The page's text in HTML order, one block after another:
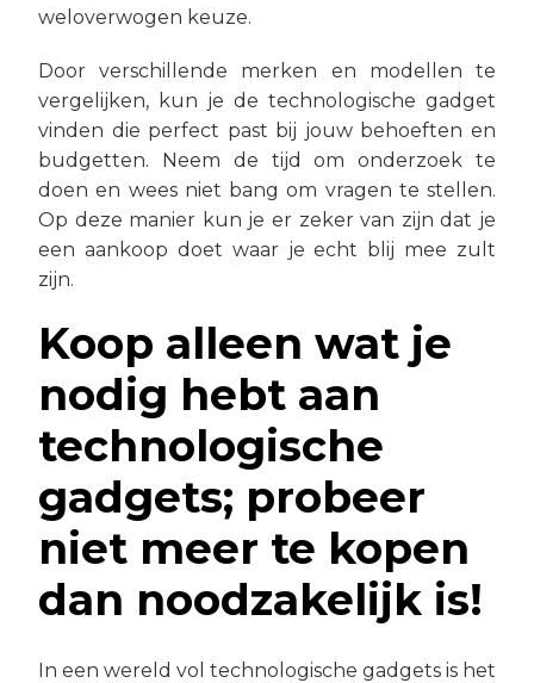
weloverwogen keuze.
Door verschillende merken en modellen te
vergelijken, kun je de technologische gadget
vinden die perfect past bij jouw behoeften en
budgetten. Neem de tijd om onderzoek te
doen en wees niet bang om vragen te stellen.
Op deze manier kun je er zeker van zijn dat je
een aankoop doet waar je echt blij mee zult
zijn.
Koop alleen wat je
nodig hebt aan
technologische
gadgets; probeer
niet meer te kopen
dan noodzakelijk is!
In een wereld vol technologische gadgets is het